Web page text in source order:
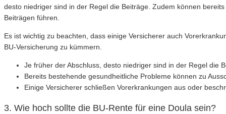
desto niedriger sind in der Regel die Beiträge. Zudem können
Beiträgen führen.
Es ist wichtig zu beachten, dass einige Versicherer auch
BU-Versicherung zu kümmern.
Je früher der Abschluss, desto niedriger sind in der Regel die
Bereits bestehende gesundheitliche Probleme können zu
Einige Versicherer schließen Vorerkrankungen aus oder
3. Wie hoch sollte die BU-Rente für eine Doula sein?